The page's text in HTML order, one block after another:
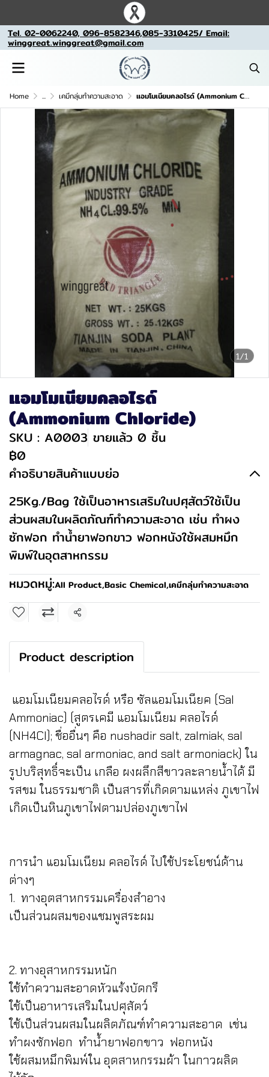
Tel. 02-0062240, 096-8582346,085-3310425/ Email:
winggreat.winggreat@gmail.com
Home ... เคมีกลุ่มทำความสะอาด แอมโมเนียมคลอไรด์ (Ammonium Chloride)
1/1
แอมโมเนียมคลอไรด์
(Ammonium Chloride)
SKU : A0003 ขายแล้ว 0 ชิ้น
฿0
คำอธิบายสินค้าแบบย่อ
25Kg./Bag ใช้เป็นอาหารเสริมในปศุสัตว์ใช้เป็น
ส่วนผสมในผลิตภัณฑ์ทำความสะอาด เช่น ทำผง
ซักฟอก ทำน้ำยาฟอกขาว ฟอกหนังใช้ผสมหมึก
พิมพ์ในอุตสาหกรรม
หมวดหมู่:All Product,Basic Chemical,เคมีกลุ่มทำความสะอาด
แชร์
Product description
แอมโมเนียมคลอไรด์ หรือ ซัลแอมโมเนียค (Sal
Ammoniac) (สูตรเคมี แอมโมเนียม คลอไรด์
(NH4Cl); ชื่ออื่นๆ คือ nushadir salt, zalmiak, sal
armagnac, sal armoniac, and salt armoniack) ใน
รูปบริสุทธิ์จะเป็น เกลือ ผงผลึกสีขาวละลายน้ำได้ มี
รสขม ในธรรมชาติ เป็นสารที่เกิดตามแหล่ง ภูเขาไฟ
เกิดเป็นหินภูเขาไฟตามปล่องภูเขาไฟ
การนำ แอมโมเนียม คลอไรด์ ไปใช้ประโยชน์ด้าน
ต่างๆ
1. ทางอุตสาหกรรมเครื่องสำอาง
เป็นส่วนผสมของแชมพูสระผม
2. ทางอุสาหกรรมหนัก
ใช้ทำความสะอาดหัวแร้งบัดกรี
ใช้เป็นอาหารเสริมในปศุสัตว์
ใช้เป็นส่วนผสมในผลิตภัณฑ์ทำความสะอาด เช่น
ทำผงซักฟอก ทำน้ำยาฟอกขาว ฟอกหนัง
ใช้ผสมหมึกพิมพ์ใน อุตสาหกรรมผ้า ในกาวผลิต